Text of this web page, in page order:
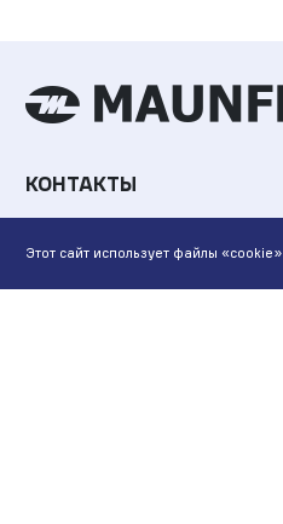
КОНТАКТЫ
Этот сайт использует файлы «cookie»